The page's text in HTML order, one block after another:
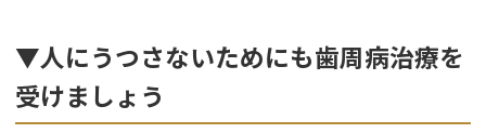
▼人にうつさないためにも歯周病治療を
受けましょう